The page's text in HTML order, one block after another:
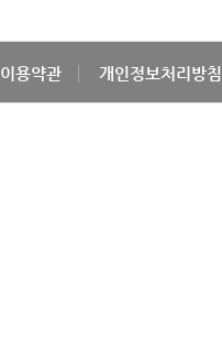
이용약관 개인정보처리방침